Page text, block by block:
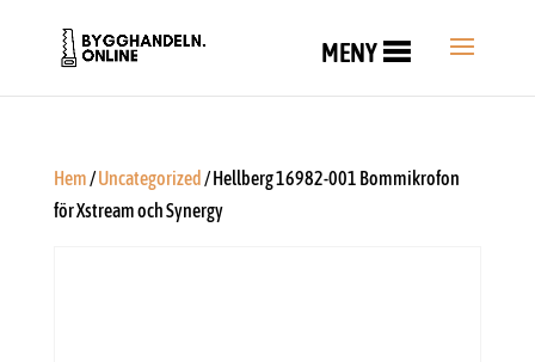
MENY
Hem/Uncategorized / Hellberg 16982-001 Bommikrofon
för Xstream och Synergy